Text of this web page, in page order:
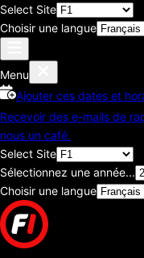
Select Site
Choisir une langue
Menu
Ajouter ces dates et
Recevoir des e-mails de
nous un café.
Select Site
Sélectionnez une année...
Choisir une langue